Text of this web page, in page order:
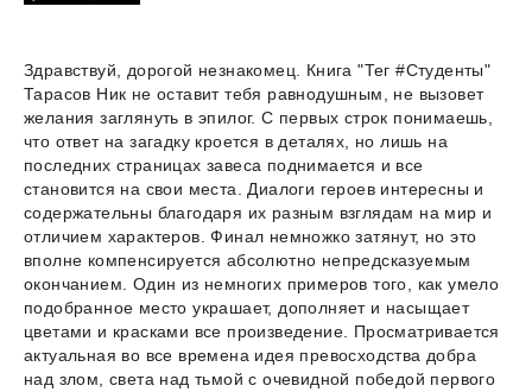
Здравствуй, дорогой незнакомец. Книга "Тег #Студенты"
Тарасов Ник не оставит тебя равнодушным, не вызовет
желания заглянуть в эпилог. С первых строк понимаешь,
что ответ на загадку кроется в деталях, но лишь на
последних страницах завеса поднимается и все
становится на свои места. Диалоги героев интересны и
содержательны благодаря их разным взглядам на мир и
отличием характеров. Финал немножко затянут, но это
вполне компенсируется абсолютно непредсказуемым
окончанием. Один из немногих примеров того, как умело
подобранное место украшает, дополняет и насыщает
цветами и красками все произведение. Просматривается
актуальная во все времена идея превосходства добра
над злом, света над тьмой с очевидной победой первого